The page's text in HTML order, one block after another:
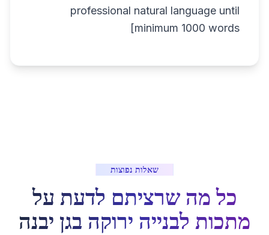
professional natural language until
minimum 1000 words]
שאלות נפוצות
כל מה שרציתם לדעת על
מתכות לבנייה ירוקה בגן יבנה